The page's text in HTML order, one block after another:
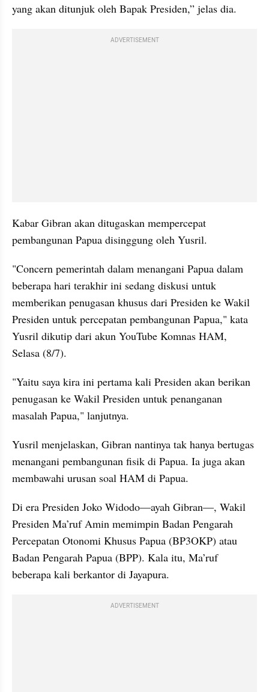
yang akan ditunjuk oleh Bapak Presiden,” jelas dia.
ADVERTISEMENT
Kabar Gibran akan ditugaskan mempercepat
pembangunan Papua disinggung oleh Yusril.
"Concern pemerintah dalam menangani Papua dalam
beberapa hari terakhir ini sedang diskusi untuk
memberikan penugasan khusus dari Presiden ke Wakil
Presiden untuk percepatan pembangunan Papua," kata
Yusril dikutip dari akun YouTube Komnas HAM,
Selasa (8/7).
"Yaitu saya kira ini pertama kali Presiden akan berikan
penugasan ke Wakil Presiden untuk penanganan
masalah Papua," lanjutnya.
Yusril menjelaskan, Gibran nantinya tak hanya bertugas
menangani pembangunan fisik di Papua. Ia juga akan
membawahi urusan soal HAM di Papua.
Di era Presiden Joko Widodo—ayah Gibran—, Wakil
Presiden Ma’ruf Amin memimpin Badan Pengarah
Percepatan Otonomi Khusus Papua (BP3OKP) atau
Badan Pengarah Papua (BPP). Kala itu, Ma’ruf
beberapa kali berkantor di Jayapura.
ADVERTISEMENT